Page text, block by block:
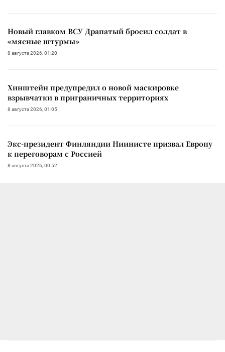
Новый главком ВСУ Драпатый бросил солдат в
«мясные штурмы»
8 августа 2026, 01:20
Хинштейн предупредил о новой маскировке
взрывчатки в приграничных территориях
8 августа 2026, 01:05
Экс-президент Финляндии Ниинисте призвал Европу
к переговорам с Россией
8 августа 2026, 00:52